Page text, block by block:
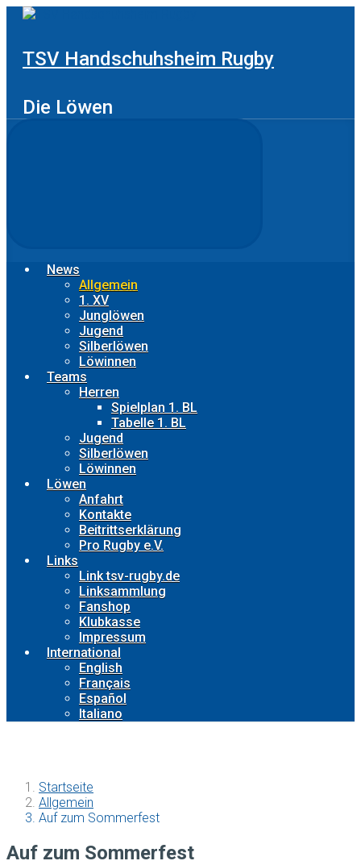
Zum
TSV Handschuhsheim Rugby
Die Löwen
News
Allgemein
1. XV
Junglöwen
Jugend
Silberlöwen
Löwinnen
Teams
Herren
Spielplan 1. BL
Tabelle 1. BL
Jugend
Silberlöwen
Löwinnen
Löwen
Anfahrt
Kontakte
Beitrittserklärung
Pro Rugby e.V.
Links
Link tsv-rugby.de
Linksammlung
Fanshop
Klubkasse
Impressum
International
English
Français
Español
Italiano
Startseite
Allgemein
Auf zum Sommerfest
Auf zum Sommerfest